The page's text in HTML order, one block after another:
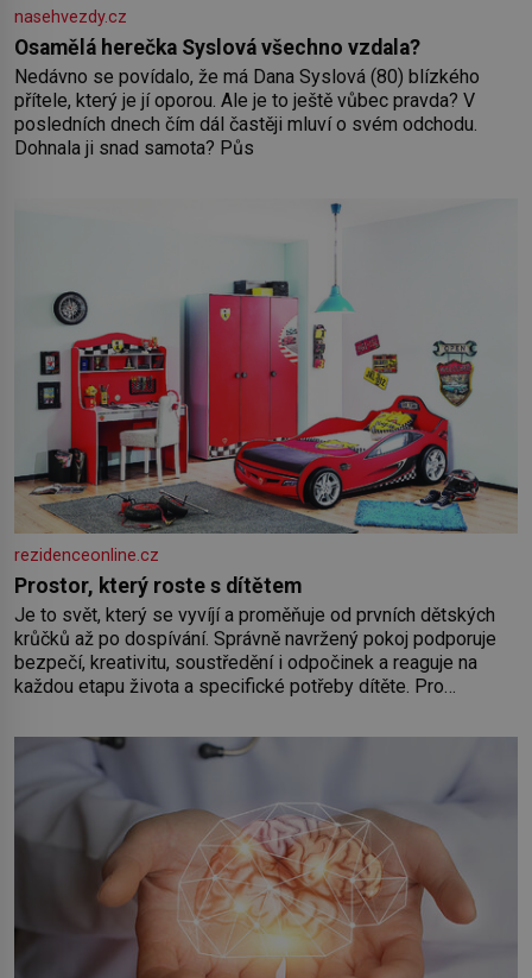
nasehvezdy.cz
Osamělá herečka Syslová všechno vzdala?
Nedávno se povídalo, že má Dana Syslová (80) blízkého
přítele, který je jí oporou. Ale je to ještě vůbec pravda? V
posledních dnech čím dál častěji mluví o svém odchodu.
Dohnala ji snad samota? Půs
rezidenceonline.cz
Prostor, který roste s dítětem
Je to svět, který se vyvíjí a proměňuje od prvních dětských
krůčků až po dospívání. Správně navržený pokoj podporuje
bezpečí, kreativitu, soustředění i odpočinek a reaguje na
každou etapu života a specifické potřeby dítěte. Pro
by pokoj miminka měl působit především klidně a útulně.
Předškolní věk je